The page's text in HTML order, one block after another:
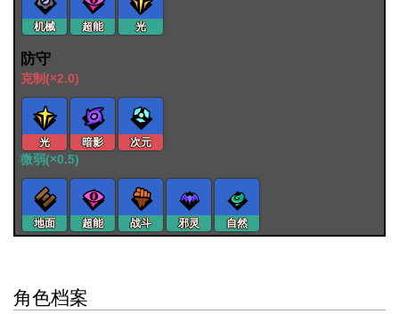
机械 超能 光
防守
克制(×2.0)
光 暗影 次元
微弱(×0.5)
地面 超能 战斗 邪灵 自然
角色档案